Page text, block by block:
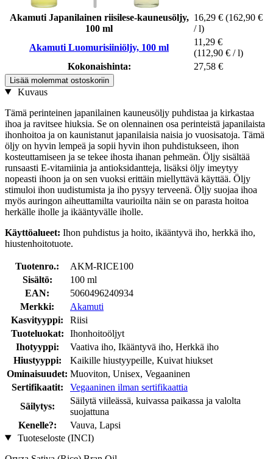
Akamuti Japanilainen riisilese-kauneusöljy,
100 ml
16,29 € (162,90 €
/ l)
Akamuti Luomurisiiniöljy, 100 ml
11,29 €
(112,90 € / l)
Kokonaishinta:
27,58 €
Lisää molemmat ostoskoriin
Kuvaus
Tämä perinteinen japanilainen kauneusöljy puhdistaa ja kirkastaa
ihoa ja ravitsee hiuksia. Se on olennainen osa perinteistä japanilaista
ihonhoitoa ja on kaunistanut japanilaisia naisia jo vuosisatoja. Tämä
öljy on hyvin lempeä ja sopii hyvin ihon puhdistukseen, ihon
kosteuttamiseen ja se tekee ihosta ihanan pehmeän. Öljy sisältää
runsaasti E-vitamiinia ja antioksidantteja, lisäksi öljy imeytyy
nopeasti ihoon ja on sen vuoksi erittäin miellyttävä käyttää. Öljy
stimuloi ihon uudistumista ja iho pysyy terveenä. Öljy suojaa ihoa
myös auringon aiheuttamilta vaurioilta näin se on parasta hoitoa
herkälle iholle ja ikääntyvälle iholle.
Käyttöalueet: Ihon puhdistus ja hoito, ikääntyvä iho, herkkä iho,
hiustenhoitotuote.
Tuotenro.:
AKM-RICE100
Sisältö:
100 ml
EAN:
5060496240934
Merkki:
Akamuti
Kasvityyppi:
Riisi
Tuoteluokat:
Ihonhoitoöljyt
Ihotyyppi:
Vaativa iho, Ikääntyvä iho, Herkkä iho
Hiustyyppi:
Kaikille hiustyypeille, Kuivat hiukset
Ominaisuudet: Muoviton, Unisex, Vegaaninen
Sertifikaatit:
Vegaaninen ilman sertifikaattia
Säilytys:
Säilytä viileässä, kuivassa paikassa ja valolta
suojattuna
Kenelle?:
Vauva, Lapsi
Tuoteseloste (INCI)